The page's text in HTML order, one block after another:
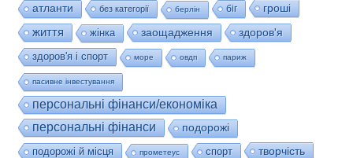
атланти без категорії берлін біг гроші
життя жінка заощадження здоров'я
здоров'я і спорт море овдп париж
пасивне інвестування
персональні фінанси/економіка
персональні фінанси
подорожі
подорожі й місця
прометеус спорт
творчість